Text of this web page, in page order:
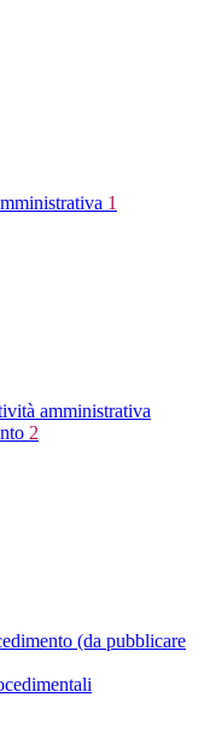
1
amministrativa
2
(da pubblicare